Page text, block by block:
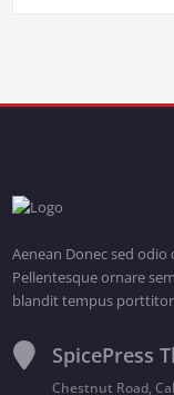
Aenean Donec sed
Pellentesque ornare
blandit tempus porttitor
SpicePress
Chestnut Road,